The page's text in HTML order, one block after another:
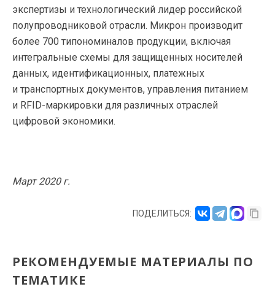
экспертизы и технологический лидер российской
полупроводниковой отрасли. Микрон производит
более 700 типономиналов продукции, включая
интегральные схемы для защищенных носителей
данных, идентификационных, платежных
и транспортных документов, управления питанием
и RFID-маркировки для различных отраслей
цифровой экономики.
Март 2020 г.
ПОДЕЛИТЬСЯ:
РЕКОМЕНДУЕМЫЕ МАТЕРИАЛЫ ПО
ТЕМАТИКЕ